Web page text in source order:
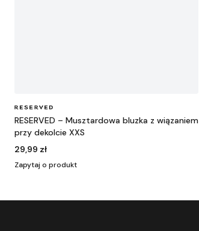
RESERVED – Musztardowa bluzka z wiązaniem
przy dekolcie XXS
29,99 zł
Zapytaj o produkt